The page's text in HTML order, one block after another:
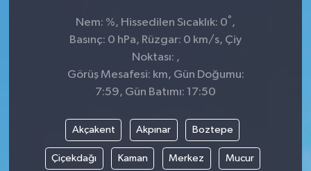
Nem: %, Hissedilen Sıcaklık: 0° ,
Basınç: 0 hPa, Rüzgar: 0 km/s, Çiy
Noktası: ,
Görüş Mesafesi: km, Gün Doğumu:
7:59, Gün Batımı: 17:50
Akçakent Akpınar Boztepe
Çiçekdağı Kaman Merkez Mucur